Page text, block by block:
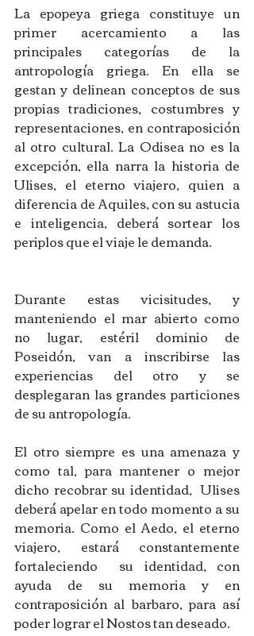
La epopeya griega constituye un
primer acercamiento a las
principales categorías de la
antropología griega. En ella se
gestan y delinean conceptos de sus
propias tradiciones, costumbres y
representaciones, en contraposición
al otro cultural. La Odisea no es la
excepción, ella narra la historia de
Ulises, el eterno viajero, quien a
diferencia de Aquiles, con su astucia
e inteligencia, deberá sortear los
periplos que el viaje le demanda.
Durante estas vicisitudes, y
manteniendo el mar abierto como
no lugar, estéril dominio de
Poseidón, van a inscribirse las
experiencias del otro y se
desplegaran las grandes particiones
de su antropología.
El otro siempre es una amenaza y
como tal, para mantener o mejor
dicho recobrar su identidad,  Ulises
deberá apelar en todo momento a su
memoria. Como el Aedo, el eterno
viajero, estará constantemente
fortaleciendo  su identidad, con
ayuda de su memoria y en
contraposición al barbaro, para así
poder lograr el Nostos tan deseado.